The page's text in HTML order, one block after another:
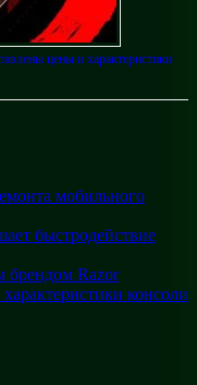
цены и характеристики
мобильного
быстродействие
брендом Razor
консоли